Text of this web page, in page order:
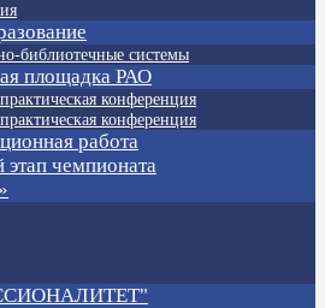
библиотечные системы
площадка РАО
конференция
конференция
работа
этап чемпионата